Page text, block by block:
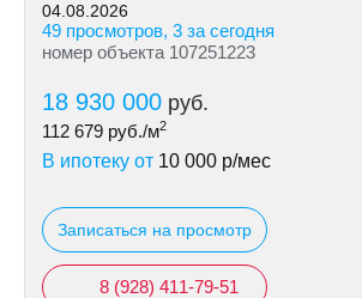
04.08.2026
49 просмотров, 3 за сегодня
номер объекта 107251223
18 930 000 руб.
112 679 руб./м2
В ипотеку от 10 000 р/мес
Записаться на просмотр
8 (928) 411-79-51